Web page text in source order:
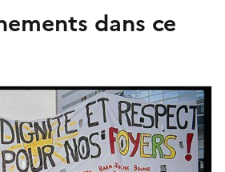
dans ce